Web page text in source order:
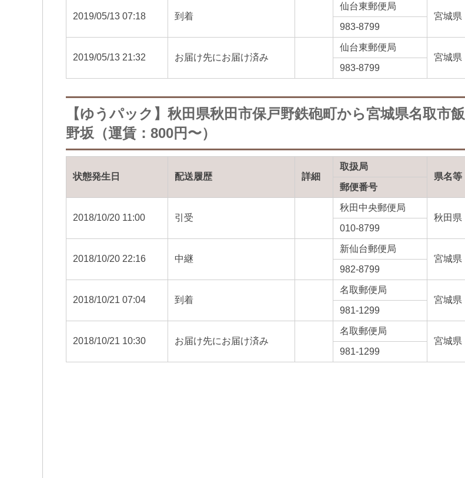
2019/05/13 07:18 到着
仙台東郵便局
宮城県
983-8799
2019/05/13 21:32 お届け先にお届け済み
仙台東郵便局
宮城県
983-8799
【ゆうパック】秋田県秋田市保戸野鉄砲町から宮城県名取市飯
野坂（運賃：800円〜）
状態発生日 配送履歴 詳細
取扱局
県名等
郵便番号
2018/10/20 11:00 引受
秋田中央郵便局
秋田県
010-8799
2018/10/20 22:16 中継
新仙台郵便局
宮城県
982-8799
2018/10/21 07:04 到着
名取郵便局
宮城県
981-1299
2018/10/21 10:30 お届け先にお届け済み
名取郵便局
宮城県
981-1299